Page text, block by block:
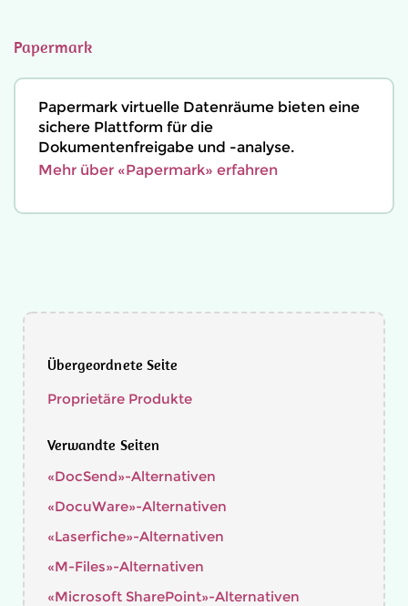
Papermark
Papermark virtuelle Datenräume bieten eine
sichere Plattform für die
Dokumentenfreigabe und -analyse.
Mehr über «Papermark» erfahren
Übergeordnete Seite
Proprietäre Produkte
Verwandte Seiten
«DocSend»-Alternativen
«DocuWare»-Alternativen
«Laserfiche»-Alternativen
«M-Files»-Alternativen
«Microsoft SharePoint»-Alternativen